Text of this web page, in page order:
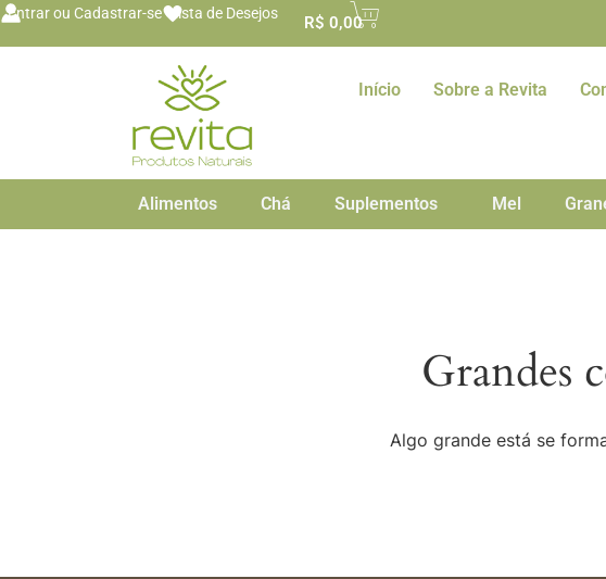
conteúdo
Entrar ou Cadastrar-se Lista de Desejos R$ 0,00
Início Sobre a Revita
Alimentos Chá Suplementos Mel
Grandes
Algo grande está se